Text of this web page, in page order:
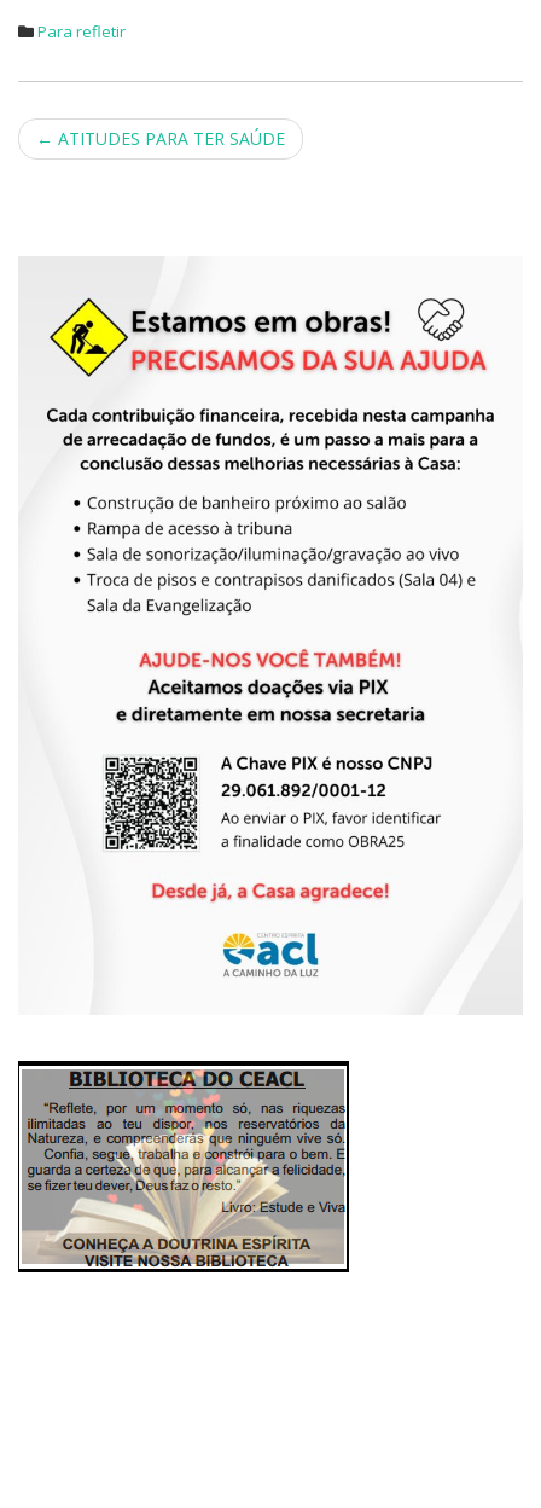
Para refletir
Post
← ATITUDES PARA TER SAÚDE